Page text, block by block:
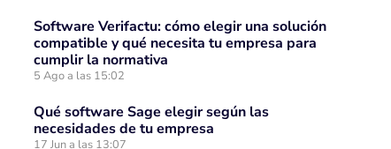
Software Verifactu: cómo elegir una solución
compatible y qué necesita tu empresa para
cumplir la normativa
5 Ago a las 15:02
Qué software Sage elegir según las
necesidades de tu empresa
17 Jun a las 13:07